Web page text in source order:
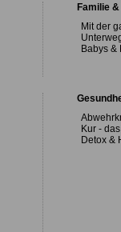
Familie
Mit der
Babys &
Kur -
Detox &